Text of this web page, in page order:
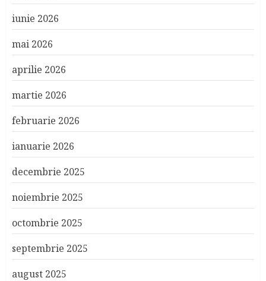
iunie 2026
mai 2026
aprilie 2026
martie 2026
februarie 2026
ianuarie 2026
decembrie 2025
noiembrie 2025
octombrie 2025
septembrie 2025
august 2025